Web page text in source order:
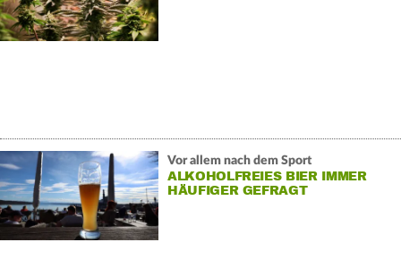
Vor allem nach dem Sport
ALKOHOLFREIES BIER IMMER
HÄUFIGER GEFRAGT